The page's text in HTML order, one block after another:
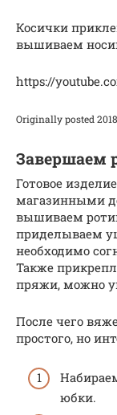
Косички
вышиваем
https://
Originally posted
Завершаем
Готовое
магазинными
вышиваем
приделываем
необходимо
Также
пряжи, можно
После чего
простого, но
юбки.